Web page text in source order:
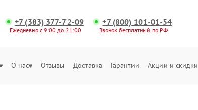
+7 (383) 377-72-09
Ежедневно с 9:00 до 21:00
+7 (800) 101-01-54
Звонок бесплатный по РФ
О нас Отзывы Доставка Гарантии Акции и скидки